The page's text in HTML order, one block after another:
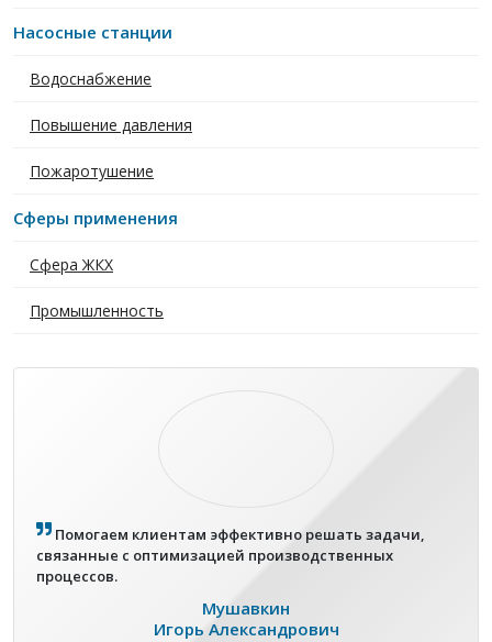
Насосные станции
Водоснабжение
Повышение давления
Пожаротушение
Сферы применения
Сфера ЖКХ
Промышленность
Помогаем клиентам эффективно решать задачи,
связанные с оптимизацией производственных
процессов.
Мушавкин
Игорь Александрович